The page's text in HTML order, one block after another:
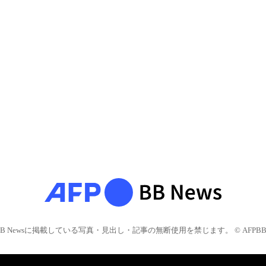
Newsに掲載している写真・見出し・記事の無断使用を禁じます。 © AFPBB